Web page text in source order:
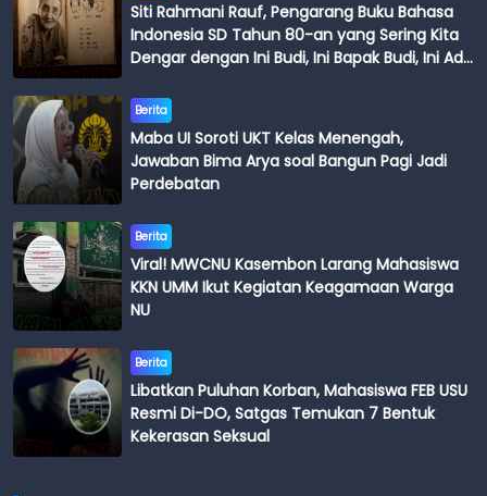
Siti Rahmani Rauf, Pengarang Buku Bahasa
Indonesia SD Tahun 80-an yang Sering Kita
Dengar dengan Ini Budi, Ini Bapak Budi, Ini Adik
Berita
Maba UI Soroti UKT Kelas Menengah,
Jawaban Bima Arya soal Bangun Pagi Jadi
Perdebatan
Berita
Viral! MWCNU Kasembon Larang Mahasiswa
KKN UMM Ikut Kegiatan Keagamaan Warga
NU
Berita
Libatkan Puluhan Korban, Mahasiswa FEB USU
Resmi Di-DO, Satgas Temukan 7 Bentuk
Kekerasan Seksual